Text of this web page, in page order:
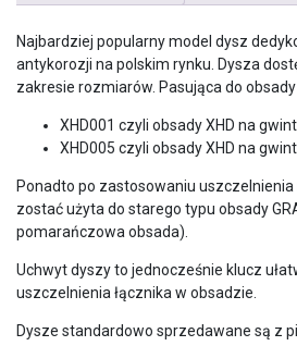
Najbardziej popularny model dysz
antykorozji na polskim rynku. Dysza
zakresie rozmiarów. Pasująca do
XHD001 czyli obsady XHD na
XHD005 czyli obsady XHD na
Ponadto po zastosowaniu
zostać użyta do starego typu obsady
pomarańczowa obsada).
Uchwyt dyszy to jednocześnie klucz
uszczelnienia łącznika w obsadzie.
Dysze standardowo sprzedawane są z